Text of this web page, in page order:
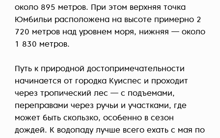
около 895 метров. При этом верхняя точка
Юмбильи расположена на высоте примерно 2
720 метров над уровнем моря, нижняя — около
1 830 метров.
Путь к природной достопримечательности
начинается от городка Куиспес и проходит
через тропический лес — с подъемами,
переправами через ручьи и участками, где
может быть скользко, особенно в сезон
дождей. К водопаду лучше всего ехать с мая по